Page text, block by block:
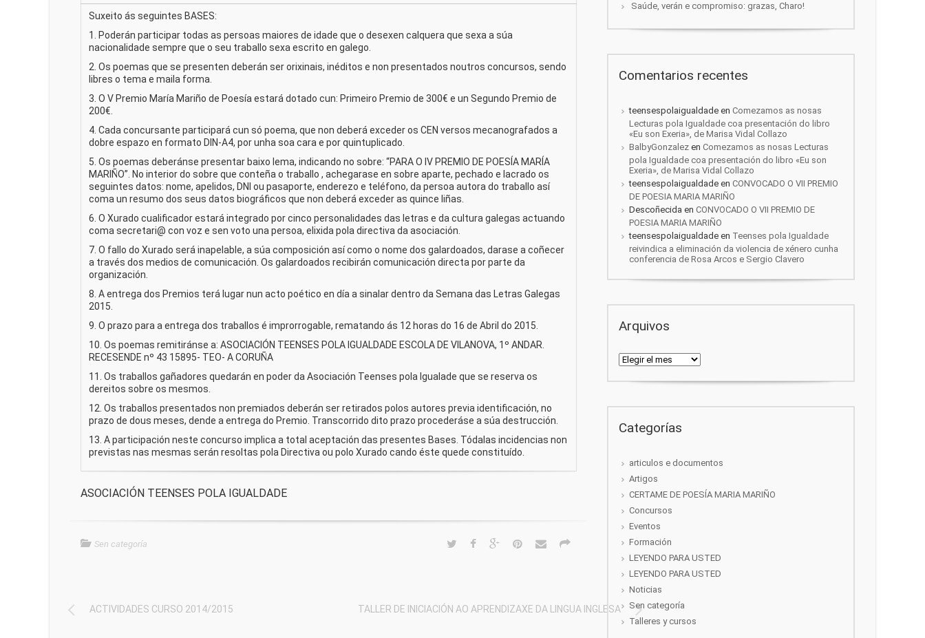
Suxeito ás seguintes BASES:
1. Poderán participar todas as persoas maiores de idade que o desexen calquera que sexa a súa
nacionalidade sempre que o seu traballo sexa escrito en galego.
2. Os poemas que se presenten deberán ser orixinais, inéditos e non presentados noutros concursos, sendo
libres o tema e maila forma.
3. O V Premio María Mariño de Poesía estará dotado cun: Primeiro Premio de 300€ e un Segundo Premio de
200€.
4. Cada concursante participará cun só poema, que non deberá exceder os CEN versos mecanografados a
dobre espazo en formato DIN-A4, por unha soa cara e por quintuplicado.
5. Os poemas deberánse presentar baixo lema, indicando no sobre: “PARA O IV PREMIO DE POESÍA MARÍA
MARIÑO”. No interior do sobre que conteña o traballo , achegarase en sobre aparte, pechado e lacrado os
seguintes datos: nome, apelidos, DNI ou pasaporte, enderezo e teléfono, da persoa autora do traballo así
coma un resumo dos seus datos biográficos que non deberá exceder as quince liñas.
6. O Xurado cualificador estará integrado por cinco personalidades das letras e da cultura galegas actuando
coma secretari@ con voz e sen voto una persoa, elixida pola directiva da asociación.
7. O fallo do Xurado será inapelable, a súa composición así como o nome dos galardoados, darase a coñecer
a través dos medios de comunicación. Os galardoados recibirán comunicación directa por parte da
organización.
8. A entrega dos Premios terá lugar nun acto poético en día a sinalar dentro da Semana das Letras Galegas
2015.
9. O prazo para a entrega dos traballos é improrrogable, rematando ás 12 horas do 16 de Abril do 2015.
10. Os poemas remitiránse a: ASOCIACIÓN TEENSES POLA IGUALDADE ESCOLA DE VILANOVA, 1º ANDAR.
RECESENDE nº 43 15895- TEO- A CORUÑA
11. Os traballos gañadores quedarán en poder da Asociación Teenses pola Igualade que se reserva os
dereitos sobre os mesmos.
12. Os traballos presentados non premiados deberán ser retirados polos autores previa identificación, no
prazo de dous meses, dende a entrega do Premio. Transcorrido dito prazo procederáse a súa destrucción.
13. A participación neste concurso implica a total aceptación das presentes Bases. Tódalas incidencias non
previstas nas mesmas serán resoltas pola Directiva ou polo Xurado cando éste quede constituído.
ASOCIACIÓN TEENSES POLA IGUALDADE
Sen categoría
ACTIVIDADES CURSO 2014/2015 TALLER DE INICIACIÓN AO APRENDIZAXE DA LINGUA INGLESA
Saúde, verán e compromiso: grazas, Charo!
Comentarios recentes
teensespolaigualdade en Comezamos as nosas
Lecturas pola Igualdade coa presentación do libro
«Eu son Exeria», de Marisa Vidal Collazo
BalbyGonzalez en Comezamos as nosas Lecturas
pola Igualdade coa presentación do libro «Eu son
Exeria», de Marisa Vidal Collazo
teensespolaigualdade en CONVOCADO O VII PREMIO
DE POESIA MARIA MARIÑO
Descoñecida en CONVOCADO O VII PREMIO DE
POESIA MARIA MARIÑO
teensespolaigualdade en Teenses pola Igualdade
reivindica a eliminación da violencia de xénero cunha
conferencia de Rosa Arcos e Sergio Clavero
Arquivos
Arquivos
Categorías
articulos e documentos
Artigos
CERTAME DE POESÍA MARIA MARIÑO
Concursos
Eventos
Formación
LEYENDO PARA USTED
LEYENDO PARA USTED
Noticias
Sen categoría
Talleres y cursos